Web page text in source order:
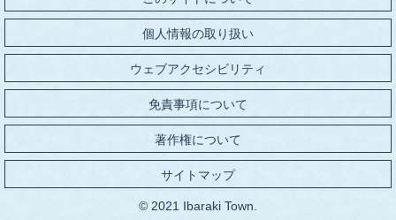
個人情報の取り扱い
ウェブアクセシビリティ
免責事項について
著作権について
サイトマップ
© 2021 Ibaraki Town.